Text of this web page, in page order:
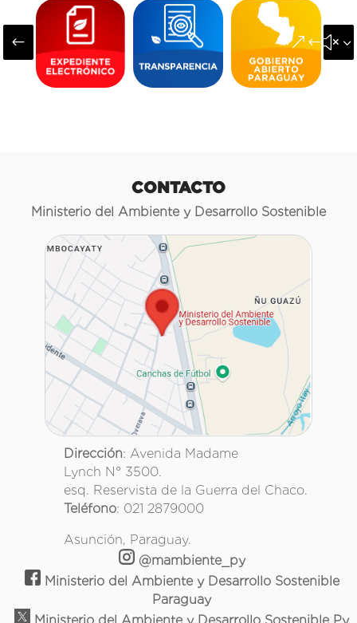
#
CONTACTO
Ministerio del Ambiente y Desarrollo Sostenible
Dirección: Avenida Madame
Lynch N° 3500.
esq. Reservista de la Guerra del Chaco.
Teléfono: 021 2879000
Asunción, Paraguay.
@mambiente_py
Ministerio del Ambiente y Desarrollo Sostenible
Paraguay